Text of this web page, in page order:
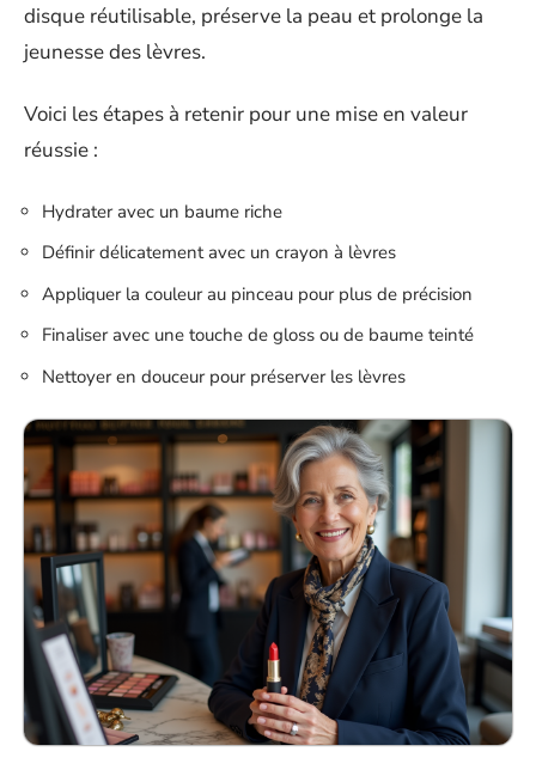
disque réutilisable, préserve la peau et prolonge la
jeunesse des lèvres.
Voici les étapes à retenir pour une mise en valeur
réussie :
Hydrater avec un baume riche
Définir délicatement avec un crayon à lèvres
Appliquer la couleur au pinceau pour plus de précision
Finaliser avec une touche de gloss ou de baume teinté
Nettoyer en douceur pour préserver les lèvres